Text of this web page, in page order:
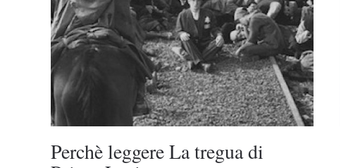
Perchè leggere La tregua di